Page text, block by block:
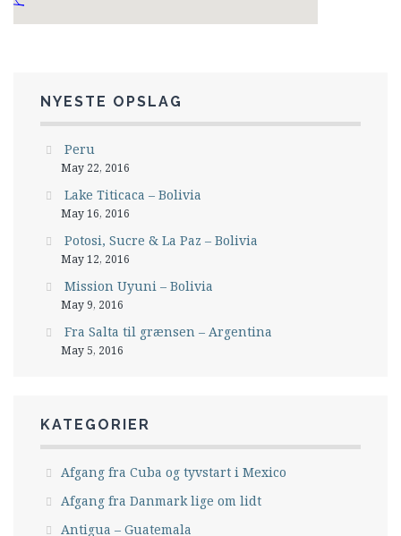
NYESTE OPSLAG
Peru
May 22, 2016
Lake Titicaca – Bolivia
May 16, 2016
Potosi, Sucre & La Paz – Bolivia
May 12, 2016
Mission Uyuni – Bolivia
May 9, 2016
Fra Salta til grænsen – Argentina
May 5, 2016
KATEGORIER
Afgang fra Cuba og tyvstart i Mexico
Afgang fra Danmark lige om lidt
Antigua – Guatemala